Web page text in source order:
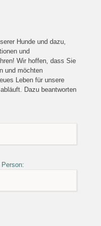
Hunde und dazu,
und
Wir hoffen, dass Sie
und möchten
Leben für unsere
Dazu beantworten